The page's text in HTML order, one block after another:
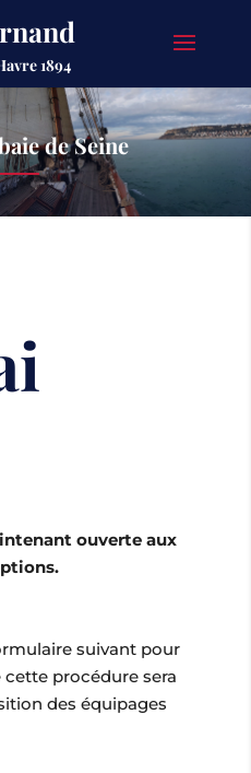
1894
de Seine
ouverte aux
suivant pour
procédure sera
des équipages